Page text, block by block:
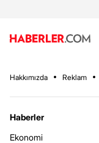
Hakkımızda Reklam
Haberler
Ekonomi